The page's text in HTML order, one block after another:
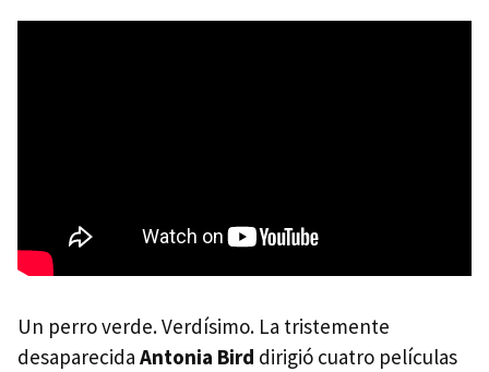
Un perro verde. Verdísimo. La tristemente
desaparecida Antonia Bird dirigió cuatro películas